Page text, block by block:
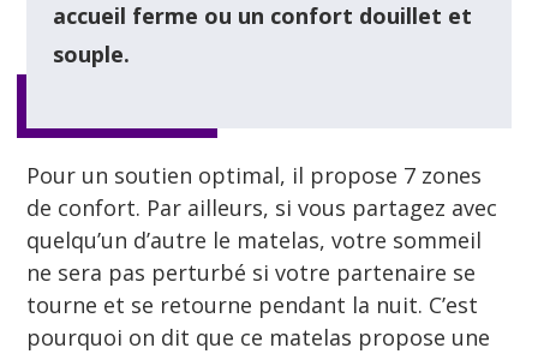
accueil ferme ou un confort douillet et
souple.
Pour un soutien optimal, il propose 7 zones
de confort. Par ailleurs, si vous partagez avec
quelqu’un d’autre le matelas, votre sommeil
ne sera pas perturbé si votre partenaire se
tourne et se retourne pendant la nuit. C’est
pourquoi on dit que ce matelas propose une